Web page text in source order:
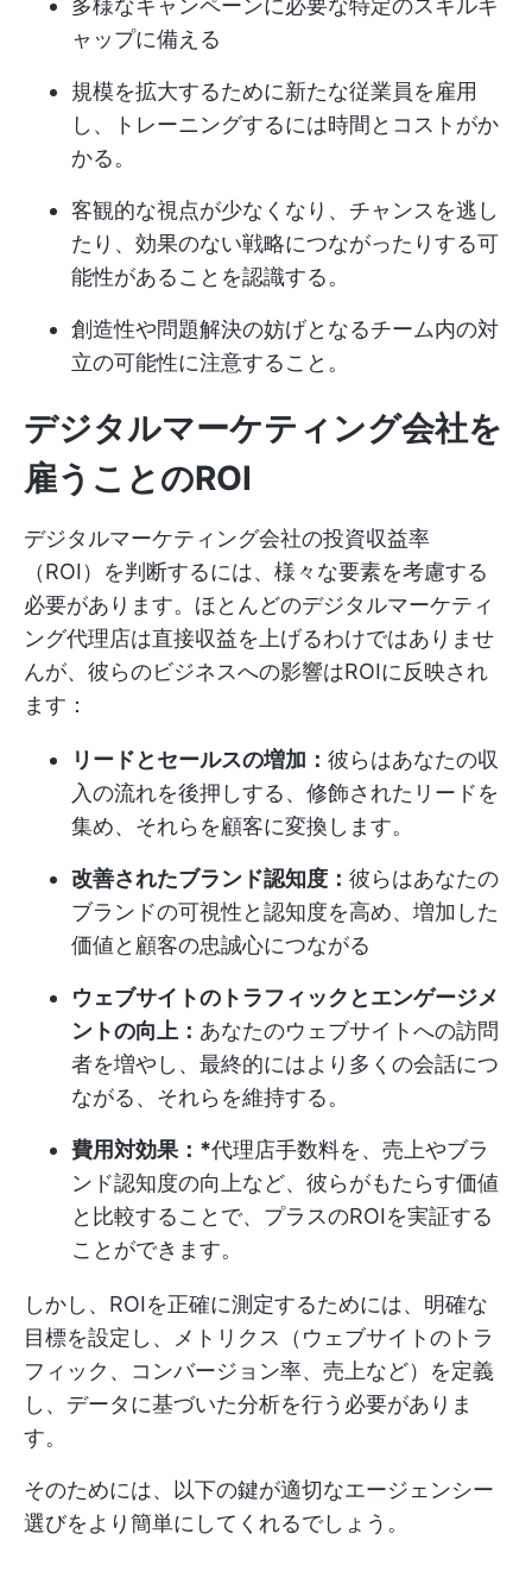
多様なキャンペーンに必要な特定のスキルギ
ャップに備える
規模を拡大するために新たな従業員を雇用
し、トレーニングするには時間とコストがか
かる。
客観的な視点が少なくなり、チャンスを逃し
たり、効果のない戦略につながったりする可
能性があることを認識する。
創造性や問題解決の妨げとなるチーム内の対
立の可能性に注意すること。
デジタルマーケティング会社を
雇うことのROI
デジタルマーケティング会社の投資収益率
（ROI）を判断するには、様々な要素を考慮する
必要があります。ほとんどのデジタルマーケティ
ング代理店は直接収益を上げるわけではありませ
んが、彼らのビジネスへの影響はROIに反映され
ます：
リードとセールスの増加： 彼らはあなたの収
入の流れを後押しする、修飾されたリードを
集め、それらを顧客に変換します。
改善されたブランド認知度： 彼らはあなたの
ブランドの可視性と認知度を高め、増加した
価値と顧客の忠誠心につながる
ウェブサイトのトラフィックとエンゲージメ
ントの向上： あなたのウェブサイトへの訪問
者を増やし、最終的にはより多くの会話につ
ながる、それらを維持する。
費用対効果：*代理店手数料を、売上やブラ
ンド認知度の向上など、彼らがもたらす価値
と比較することで、プラスのROIを実証する
ことができます。
しかし、ROIを正確に測定するためには、明確な
目標を設定し、メトリクス（ウェブサイトのトラ
フィック、コンバージョン率、売上など）を定義
し、データに基づいた分析を行う必要がありま
す。
そのためには、以下の鍵が適切なエージェンシー
選びをより簡単にしてくれるでしょう。